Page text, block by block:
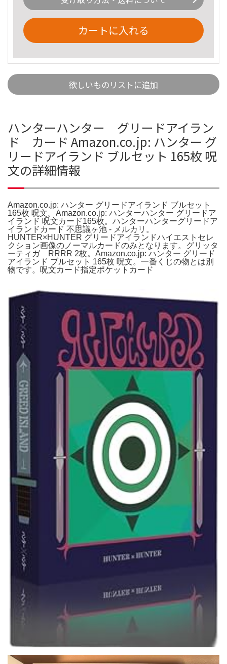
カートに入れる
欲しいものリストに追加
ハンターハンター グリードアイラン
ド カード Amazon.co.jp: ハンター グ
リードアイランド ブルセット 165枚 呪
文の詳細情報
Amazon.co.jp: ハンター グリードアイランド ブルセット
165枚 呪文。Amazon.co.jp: ハンターハンター グリードア
イランド 呪文カード165枚。ハンターハンターグリードア
イランドカード 不思議ヶ池 - メルカリ。
HUNTER×HUNTER グリードアイランドハイエストセレ
クション画像のノーマルカードのみとなります。グリッタ
ーティガ RRRR 2枚。Amazon.co.jp: ハンター グリード
アイランド ブルセット 165枚 呪文。一番くじの物とは別
物です。呪文カード指定ポケットカード